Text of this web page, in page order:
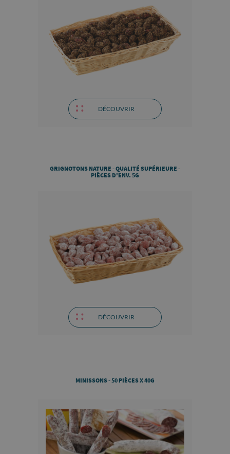
DÉCOUVRIR
GRIGNOTONS NATURE - QUALITÉ SUPÉRIEURE -
PIÈCES D'ENV. 5G
DÉCOUVRIR
MINISSONS - 50 PIÈCES X 40G